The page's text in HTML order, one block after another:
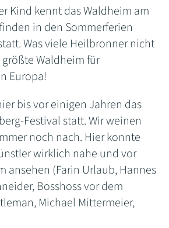
Kind kennt das Waldheim am
in den Sommerferien
Was viele Heilbronner nicht
größte Waldheim für
Europa!
bis vor einigen Jahren das
Festival statt. Wir weinen
noch nach. Hier konnte
wirklich nahe und vor
ansehen (Farin Urlaub, Hannes
Bosshoss vor dem
Michael Mittermeier,